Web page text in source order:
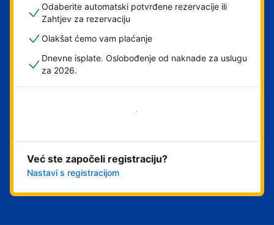
Odaberite automatski potvrđene rezervacije ili
Zahtjev za rezervaciju
Olakšat ćemo vam plaćanje
Dnevne isplate. Oslobođenje od naknade za uslugu
za 2026.
Započni odmah
Već ste započeli registraciju?
Nastavi s registracijom